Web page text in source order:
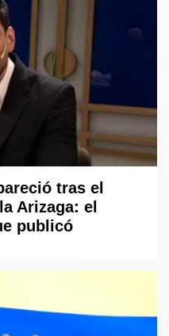
tras el
Arizaga: el
publicó